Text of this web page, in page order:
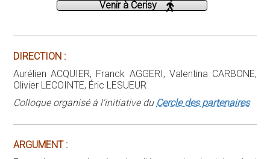
En quelques années à peine, l'économie circulaire s'est
modèle de croissance plus sobre et compatible avec les
oppose l'économie circulaire, fondée sur des stratégies
de bouclage des flux de matière et d'énergie, à
l'économie linéaire fondée sur l'exploitation sans limites
de ressources naturelles et la mise en décharge des
déchets issus de notre consommation effrénée.
les différents imaginaires véhiculés par la notion et de